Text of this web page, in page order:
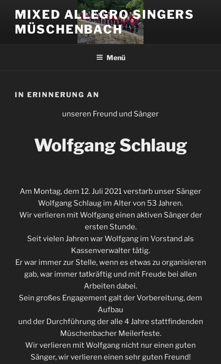
Inhalt
springen
MIXED ALLEGRO SINGERS
MÜSCHENBACH
Menü
IN ERINNERUNG AN
unseren Freund und Sänger
Wolfgang Schlaug
Am Montag, dem 12. Juli 2021 verstarb unser Sänger
Wolfgang Schlaug im Alter von 53 Jahren.
Wir verlieren mit Wolfgang einen aktiven Sänger der
ersten Stunde.
Seit vielen Jahren war Wolfgang im Vorstand als
Kassenverwalter tätig.
Er war immer zur Stelle, wenn es etwas zu organisieren
gab, war immer tatkräftig und mit Freude bei allen
Arbeiten dabei.
Sein großes Engagement galt der Vorbereitung, dem
Aufbau
und der Durchführung der alle 4 Jahre stattfindenden
Müschenbacher Meilerfeste.
Wir verlieren mit Wolfgang nicht nur einen guten
Sänger, wir verlieren einen sehr guten Freund!